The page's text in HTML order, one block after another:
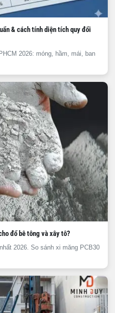
& cách tính diện tích quy đổi
2026: móng, hầm, mái, ban
đổ bê tông và xây tô?
2026. So sánh xi măng PCB30